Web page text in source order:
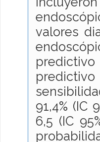
valores
predictivo
91,4% (IC
6,5 (IC